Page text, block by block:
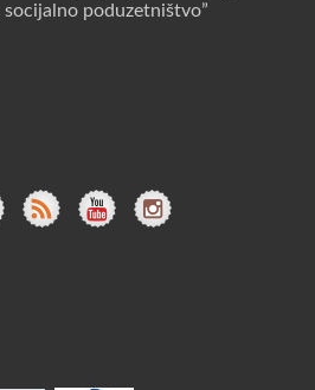
socijalno poduzetništvo”